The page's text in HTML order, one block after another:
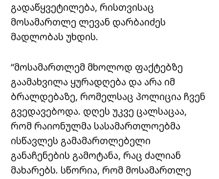
გადაწყვეტილება, რისთვისაც
მოსამართლე ლევან დარბაიძეს
მადლობას უხდის.
“მოსამართლემ მხოლოდ ფაქტებზე
გაამახვილა ყურადღება და არა იმ
ბრალდებაზე, რომელსაც პოლიცია ჩვენ
გვედავებოდა. დღეს უკვე ცალსაცაა,
რომ რაიონულმა სასამართლოებმა
ისწავლეს გამამართლებელი
განაჩენების გამოტანა, რაც ძალიან
მახარებს. სწორია, რომ მოსამართლე